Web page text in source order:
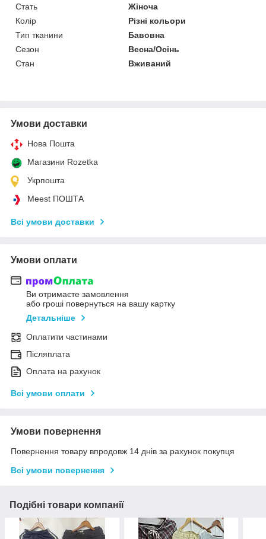
Стать
Жіноча
Колір
Різні кольори
Тип тканини
Бавовна
Сезон
Весна/Осінь
Стан
Вживаний
Умови доставки
Нова Пошта
Магазини Rozetka
Укрпошта
Meest ПОШТА
Всі умови доставки
Умови оплати
Ви отримаєте замовлення
або гроші повернуться на вашу картку
Детальніше
Оплатити частинами
Післяплата
Оплата на рахунок
Всі умови оплати
Умови повернення
Повернення товару впродовж 14 днів за рахунок покупця
Всі умови повернення
Подібні товари компанії